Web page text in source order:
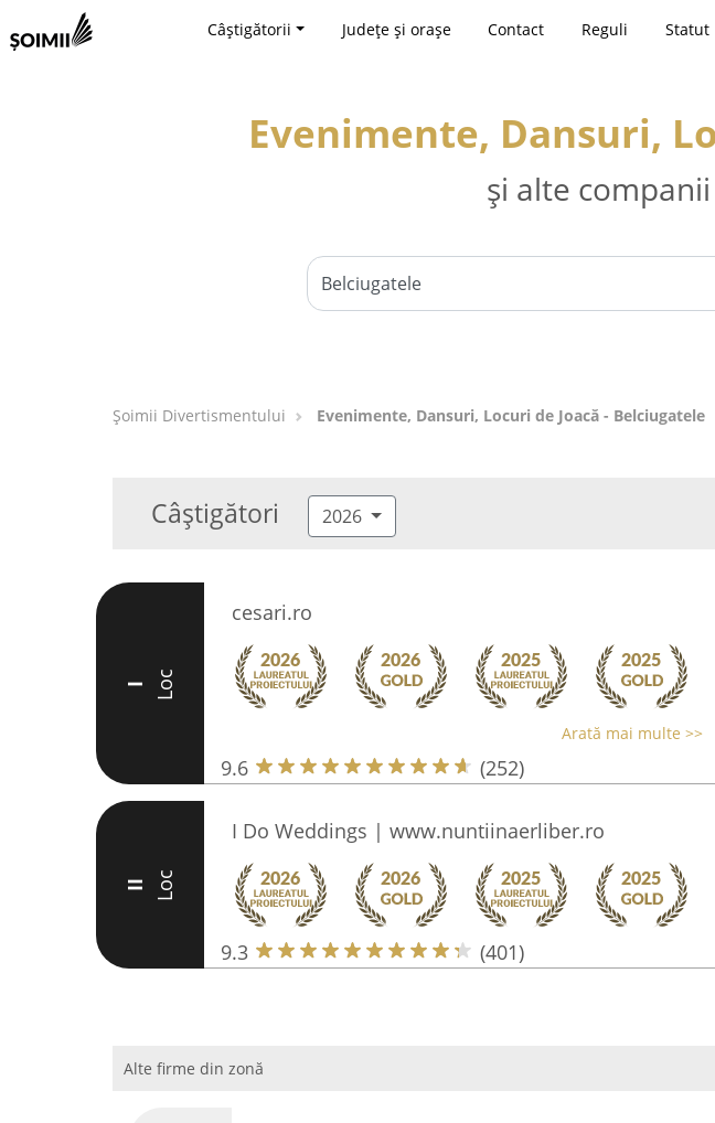
Câștigătorii Județe și orașe Contact Reguli Statut
Evenimente, Dansuri,
și alte
Şoimii Divertismentului Evenimente, Dansuri, Locuri de Joacă - Belciugatele
Câștigători 2026
I Loc
cesari.ro
Arată mai multe >>
9.6 (252)
II Loc
I Do Weddings | www.nuntiinaerliber.ro
9.3 (401)
Alte firme din zonă